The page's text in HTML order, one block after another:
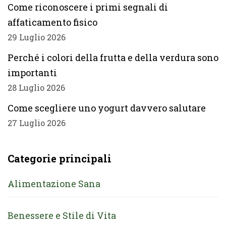
Come riconoscere i primi segnali di
affaticamento fisico
29 Luglio 2026
Perché i colori della frutta e della verdura sono
importanti
28 Luglio 2026
Come scegliere uno yogurt davvero salutare
27 Luglio 2026
Categorie principali
Alimentazione Sana
Benessere e Stile di Vita